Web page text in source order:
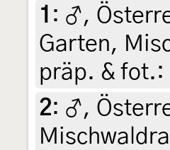
1 : ♂,
Garten,
präp. &
2: ♂,